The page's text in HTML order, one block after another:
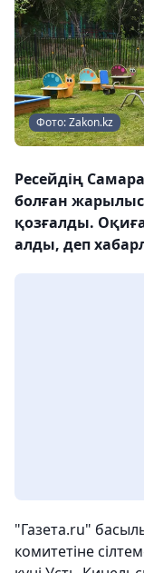
Фото: Zakon.kz
Ресейдің
болған
қозғалды.
алды, деп
"Газета.ru"
комитетіне